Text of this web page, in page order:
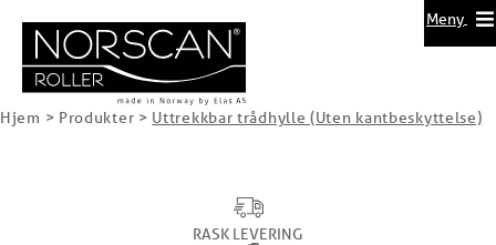
Meny
Hjem > Produkter > Uttrekkbar trådhylle (Uten kantbeskyttelse)
RASK LEVERING